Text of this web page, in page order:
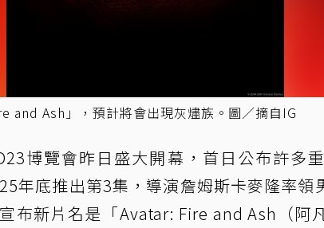
and Ash」，預計將會出現灰燼族。圖／摘自IG
博覽會昨日盛大開幕，首日公布許多
年底推出第3集，導演詹姆斯卡麥隆率
布新片名是「Avatar: Fire and Ash（阿